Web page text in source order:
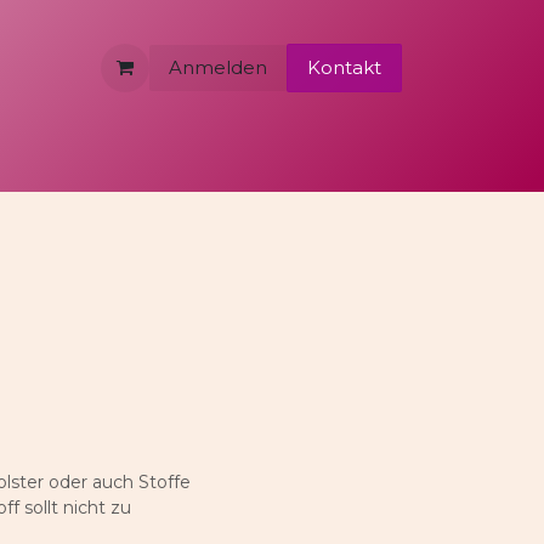
Anmelden Kontakt
oder auch Stoffe
sollt nicht zu